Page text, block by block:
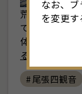
荒子観音寺(
で、寺号は観
体の円空仏で
る
# 尾張四観音
なお、
を変更す